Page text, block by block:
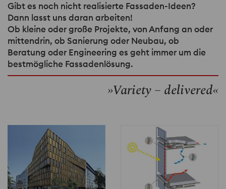
Gibt es noch nicht realisierte Fassaden-Ideen?
Dann lasst uns daran arbeiten!
Ob kleine oder große Projekte, von Anfang an oder
mittendrin, ob Sanierung oder Neubau, ob
Beratung oder Engineering es geht immer um die
bestmögliche Fassadenlösung.
»Variety – delivered«